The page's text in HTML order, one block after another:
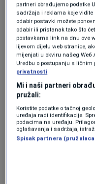
KAKVO JE
Učestvuj u
partneri obrađujemo podatke
sadržaja i reklama koje vidite
odabir postavki možete
odabir ili pristanak tako što
postavkama link na dnu ove
lijevom dijelu web stranice,
mijenjati u okviru našeg Wеб
Uredbu o postupanju s ličnim
privatnosti
Mi i naši partneri
pružali:
Koristite podatke o tačnoj
uređaja radi identifikacije.
podacima na uređaju.
oglašavanja i sadržaja,
Spisak partnera